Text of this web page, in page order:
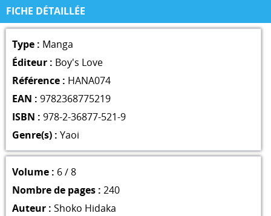
FICHE DÉTAILLÉE
Type : Manga
Éditeur : Boy's Love
Référence : HANA074
EAN : 9782368775219
ISBN : 978-2-36877-521-9
Genre(s) : Yaoi
Volume : 6 / 8
Nombre de pages : 240
Auteur : Shoko Hidaka